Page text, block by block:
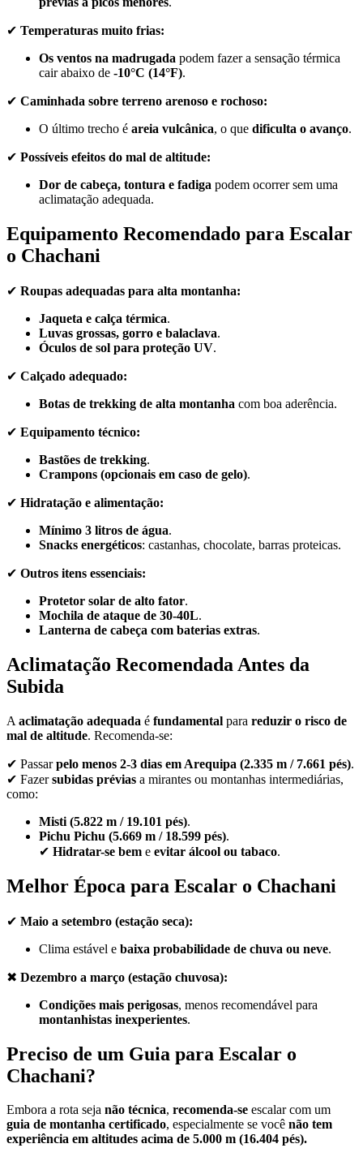
✔ Temperaturas muito frias:
Os ventos na madrugada podem fazer a sensação térmica
cair abaixo de -10°C (14°F).
✔ Caminhada sobre terreno arenoso e rochoso:
O último trecho é areia vulcânica, o que dificulta o avanço.
✔ Possíveis efeitos do mal de altitude:
Dor de cabeça, tontura e fadiga podem ocorrer sem uma
aclimatação adequada.
Equipamento Recomendado para Escalar
o Chachani
✔ Roupas adequadas para alta montanha:
Jaqueta e calça térmica.
Luvas grossas, gorro e balaclava.
Óculos de sol para proteção UV.
✔ Calçado adequado:
Botas de trekking de alta montanha com boa aderência.
✔ Equipamento técnico:
Bastões de trekking.
Crampons (opcionais em caso de gelo).
✔ Hidratação e alimentação:
Mínimo 3 litros de água.
Snacks energéticos: castanhas, chocolate, barras proteicas.
✔ Outros itens essenciais:
Protetor solar de alto fator.
Mochila de ataque de 30-40L.
Lanterna de cabeça com baterias extras.
Aclimatação Recomendada Antes da
Subida
A aclimatação adequada é fundamental para reduzir o risco de
mal de altitude. Recomenda-se:
✔ Passarpelo menos 2-3 dias em Arequipa (2.335 m / 7.661 pés).
✔ Fazersubidas prévias a mirantes ou montanhas intermediárias,
como:
Misti (5.822 m / 19.101 pés).
Pichu Pichu (5.669 m / 18.599 pés).
✔ Hidratar-se bem e evitar álcool ou tabaco.
Melhor Época para Escalar o Chachani
✔ Maio a setembro (estação seca):
Clima estável e baixa probabilidade de chuva ou neve.
✖ Dezembro a março (estação chuvosa):
Condições mais perigosas, menos recomendável para
montanhistas inexperientes.
Preciso de um Guia para Escalar o
Chachani?
Embora a rota seja não técnica, recomenda-se escalar com um
guia de montanha certificado, especialmente se você não tem
experiência em altitudes acima de 5.000 m (16.404 pés).